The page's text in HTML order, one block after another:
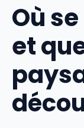
Où
et